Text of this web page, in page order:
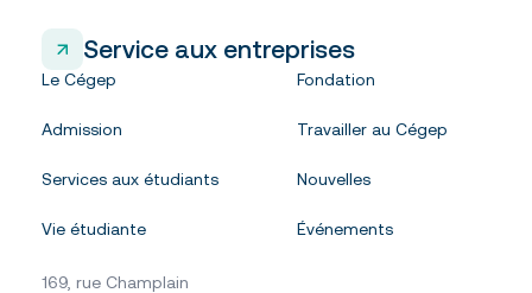
Service aux entreprises
Le Cégep
Admission
Services aux étudiants
Vie étudiante
Fondation
Travailler au Cégep
Nouvelles
Événements
169, rue Champlain